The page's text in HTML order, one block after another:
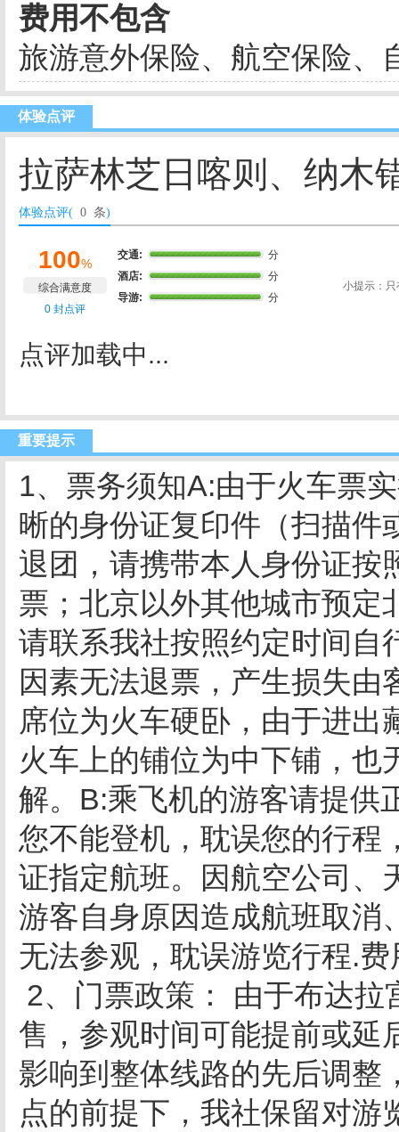
费用不包含
旅游意外保险、航空保险、
体验点评
拉萨林芝日喀则、纳木
体验点评( 0 条)
100%
综合满意度
0 封点评
交通:
分
酒店:
分
导游:
分
小提示：
点评加载中...
重要提示
1、票务须知A:由于火车票
晰的身份证复印件（扫描件
退团，请携带本人身份证按
票；北京以外其他城市预定
请联系我社按照约定时间自
因素无法退票，产生损失
席位为火车硬卧，由于进出
火车上的铺位为中下铺，也
解。B:乘飞机的游客请提供
您不能登机，耽误您的行程
证指定航班。因航空公司、
游客自身原因造成航班取消
无法参观，耽误游览行程.
2、门票政策： 由于布达
售，参观时间可能提前或延
影响到整体线路的先后调整
点的前提下，我社保留对游